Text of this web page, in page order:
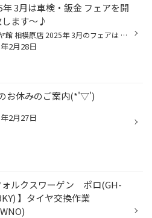
年 3月は車検・鈑金 フェアを開
します～♪
タイヤ館 相模原店 2025年 3月のフェアは 2024年も大好評だった！！ 車検・鈑金 フェアを開催致します！ 車検・鈑金をご予約もしくはご成約で 「グルメギフト券」をプレゼントしちゃいます♪ 車検・鈑金もタイヤ館にお任せください！ クルマのプロが対応致します！ 是非、この機会を お見逃しなく！ ...
2月28日
お休みのご案内(*'▽')
2月27日
ォルクスワーゲン ポロ(GH-
】タイヤ交換作業